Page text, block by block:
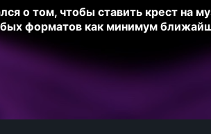
о том, чтобы ставить крест на
форматов как минимум